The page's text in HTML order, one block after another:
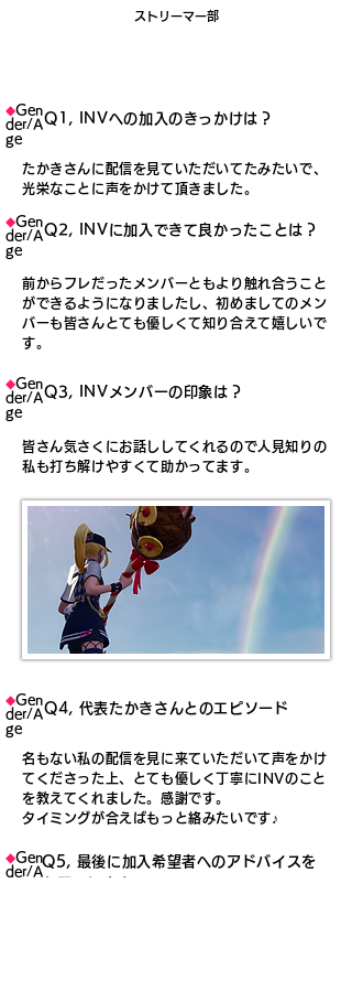
ストリーマー部
◆Gen
der/A
ge
Q1, INVへの加入のきっかけは？
たかきさんに配信を見ていただいてたみたいで、
光栄なことに声をかけて頂きました。
◆Gen
der/A
ge
Q2, INVに加入できて良かったことは？
前からフレだったメンバーともより触れ合うこと
ができるようになりましたし、初めましてのメン
バーも皆さんとても優しくて知り合えて嬉しいで
す。
◆Gen
der/A
ge
Q3, INVメンバーの印象は？
皆さん気さくにお話ししてくれるので人見知りの
私も打ち解けやすくて助かってます。
◆Gen
der/A
ge
Q4, 代表たかきさんとのエピソード
名もない私の配信を見に来ていただいて声をかけ
てくださった上、とても優しく丁寧にINVのこと
を教えてくれました。感謝です。
タイミングが合えばもっと絡みたいです♪
Q5, 最後に加入希望者へのアドバイスを
◆Gen
der/A